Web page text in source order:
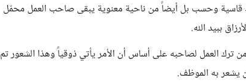
وحسب بل أيضاً من ناحية معنوية يبقى صاحب العمل محمّل
ببيد الله.
ترك العمل لصاحبه على أساس أن الأمر يأتي ذوقياً وهذا الشعور تم
به الموظف.